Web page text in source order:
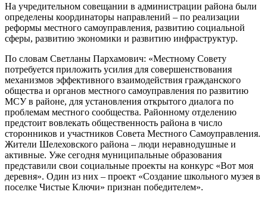
На учредительном совещании в администрации района были
определены координаторы направлений – по реализации
реформы местного самоуправления, развитию социальной
сферы, развитию экономики и развитию инфраструктур.
По словам Светланы Пархамович: «Местному Совету
потребуется приложить усилия для совершенствования
механизмов эффективного взаимодействия гражданского
общества и органов местного самоуправления по развитию
МСУ в районе, для установления открытого диалога по
проблемам местного сообщества. Районному отделению
предстоит вовлекать общественность района в число
сторонников и участников Совета Местного Самоуправления.
Жители Шелеховского района – люди неравнодушные и
активные. Уже сегодня муниципальные образования
представили свои социальные проекты на конкурс «Вот моя
деревня». Один из них – проект «Создание школьного музея в
поселке Чистые Ключи» признан победителем».